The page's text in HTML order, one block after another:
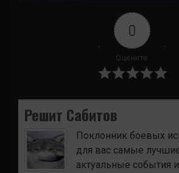
0
Оцените
Решит Сабитов
Поклонник боевых
для вас самые
актуальные события